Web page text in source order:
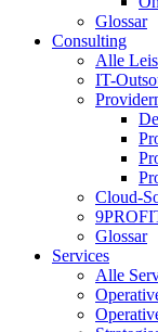
Glossar
Consulting
Alle
IT-
Cloud-
Glossar
Services
Alle